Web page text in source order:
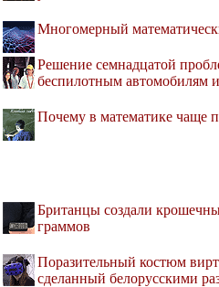
Многомерный
Решение семнадцатой
беспилотным автомобилям
Почему в математике чаще
Британцы создали
граммов
Поразительный костюм
сделанный белорусскими